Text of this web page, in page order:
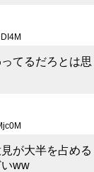
てるだろとは思
が大半を占める
ww